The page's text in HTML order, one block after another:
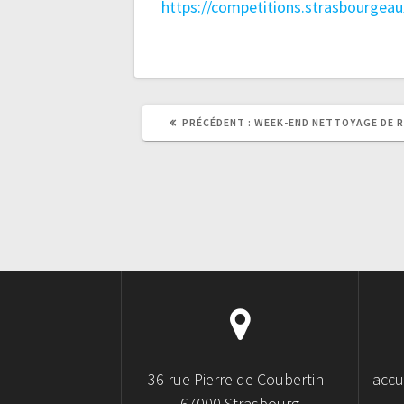
https://
PRÉCÉDENT : ARTICLE
WEEK-END NETTOYAGE DE
36 rue Pierre de Coubertin -